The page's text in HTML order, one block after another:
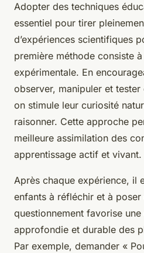
Adopter des techniques
essentiel pour tirer
d’expériences scientifiques
première méthode consiste
expérimentale. En
observer, manipuler et
on stimule leur curiosité
raisonner. Cette approche
meilleure assimilation des
apprentissage actif et vivant.
Après chaque expérience, il
enfants à réfléchir et à
questionnement favorise
approfondie et durable des
Par exemple, demander «